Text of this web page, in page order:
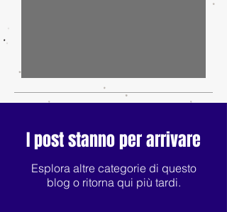
IA, automotive e dintorni
I post stanno per arrivare
Esplora altre categorie di questo
blog o ritorna qui più tardi.